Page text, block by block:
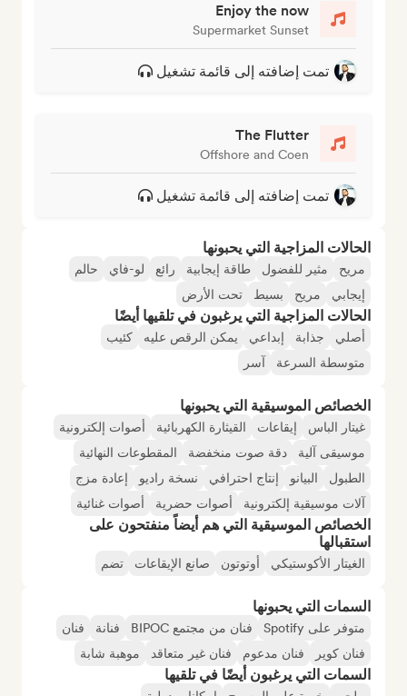
Enjoy the now
Supermarket Sunset
تمت إضافته إلى قائمة تشغيل
The Flutter
Offshore and Coen
تمت إضافته إلى قائمة تشغيل
الحالات المزاجية التي يحبونها
مريح مثير للفضول طاقة إيجابية رائع لو-فاي
حالم
إيجابي
مريح بسيط تحت الأرض
الحالات المزاجية التي يرغبون في تلقيها أيضًا
أصلي جذابة إبداعي يمكن الرقص عليه
كئيب
متوسطة السرعة
آسر
الخصائص الموسيقية التي يحبونها
غيتار الباس إيقاعات القيثارة الكهربائية
أصوات إلكترونية
موسيقى آلية
دقة صوت منخفضة
المقطوعات النهائية
الطبول
البيانو إنتاج احترافي نسخة راديو
إعادة مزج
آلات موسيقية إلكترونية
أصوات حضرية أصوات غنائية
الخصائص الموسيقية التي هم أيضاً منفتحون على
استقبالها
الغيتار الأكوستيكي أوتوتون صانع الإيقاعات تضم
السمات التي يحبونها
متوفر على Spotify فنان من مجتمع BIPOC فنانة
فنان
فنان كوير
فنان مدعوم فنان غير متعاقد موهبة شابة
السمات التي يرغبون أيضًا في تلقيها